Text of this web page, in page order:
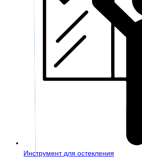
Инструмент для остекления